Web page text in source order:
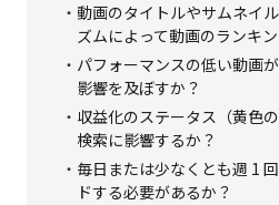
動画のタイトルやサムネイ
ズムによって動画のランキ
パフォーマンスの低い動画
影響を及ぼすか？
収益化のステータス（黄色
検索に影響するか？
毎日または少なくとも週 1
ドする必要があるか？